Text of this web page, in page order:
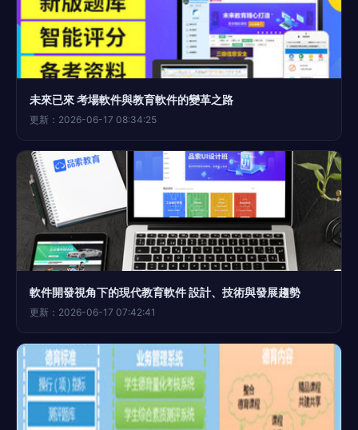
未來已來 考場軟件與教育軟件的變革之路
更新：2026-06-17 08:34:25
軟件開發視角下的現代教育軟件 設計、技術與發展趨勢
更新：2026-06-17 07:42:41